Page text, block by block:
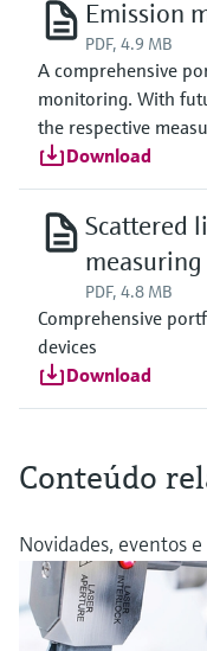
Emission
PDF, 4.9 MB
A comprehensive
monitoring. With
the respective
Download
Scattered
PDF, 4.8 MB
Comprehensive
devices
Download
Conteúdo
Novidades, eventos e